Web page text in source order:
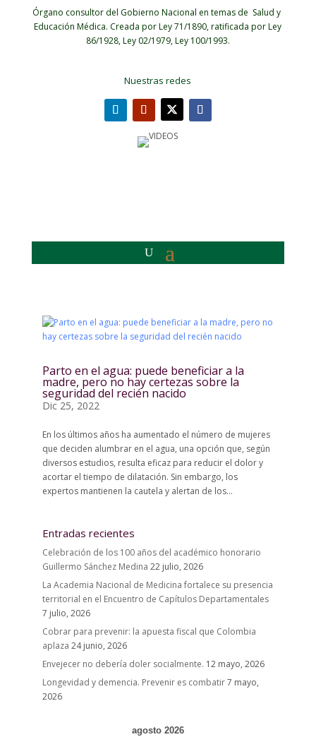
Órgano consultor del Gobierno Nacional en temas de Salud y
Educación Médica. Creada por Ley 71/1890, ratificada por Ley
86/1928, Ley 02/1979, Ley 100/1993.
Nuestras redes
Parto en el agua: puede beneficiar a la
madre, pero no hay certezas sobre la
seguridad del recién nacido
Dic 25, 2022
En los últimos años ha aumentado el número de mujeres
que deciden alumbrar en el agua, una opción que, según
diversos estudios, resulta eficaz para reducir el dolor y
acortar el tiempo de dilatación. Sin embargo, los
expertos mantienen la cautela y alertan de los...
Entradas recientes
Celebración de los 100 años del académico honorario
Guillermo Sánchez Medina 22 julio, 2026
La Academia Nacional de Medicina fortalece su presencia
territorial en el Encuentro de Capítulos Departamentales
7 julio, 2026
Cobrar para prevenir: la apuesta fiscal que Colombia
aplaza 24 junio, 2026
Envejecer no debería doler socialmente. 12 mayo, 2026
Longevidad y demencia. Prevenir es combatir7 mayo,
2026
agosto 2026